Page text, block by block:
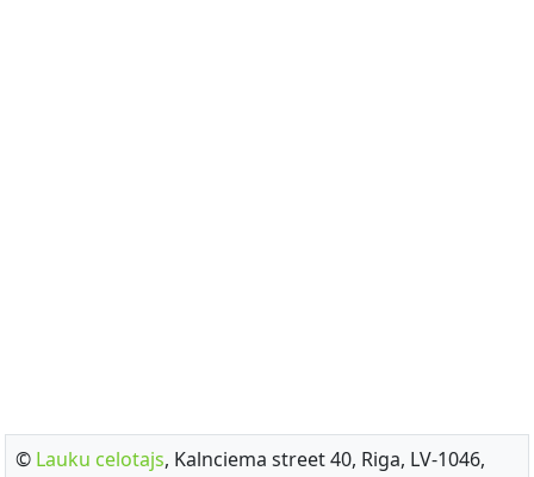
© Lauku celotajs, Kalnciema street 40, Riga, LV-1046,